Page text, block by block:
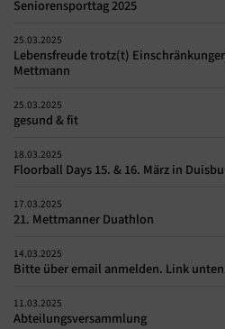
Seniorensporttag 2025
25.03.2025
Lebensfreude trotz(t)
Mettmann
25.03.2025
gesund & fit
18.03.2025
Floorball Days 15. & 16. März in
17.03.2025
21. Mettmanner Duathlon
14.03.2025
Bitte über email anmelden. Link
11.03.2025
Abteilungsversammlung